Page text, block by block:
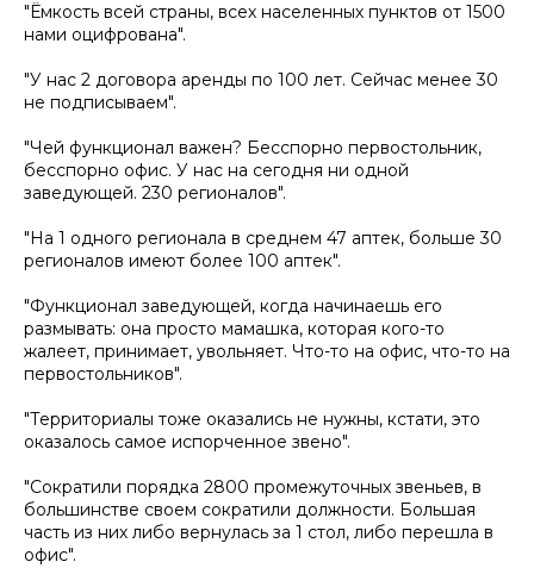
"Ёмкость всей страны, всех населенных пунктов от 1500
нами оцифрована".
"У нас 2 договора аренды по 100 лет. Сейчас менее 30
не подписываем".
"Чей функционал важен? Бесспорно первостольник,
бесспорно офис. У нас на сегодня ни одной
заведующей. 230 регионалов".
"На 1 одного регионала в среднем 47 аптек, больше 30
регионалов имеют более 100 аптек".
"Функционал заведующей, когда начинаешь его
размывать: она просто мамашка, которая кого-то
жалеет, принимает, увольняет. Что-то на офис, что-то на
первостольников".
"Территориалы тоже оказались не нужны, кстати, это
оказалось самое испорченное звено".
"Сократили порядка 2800 промежуточных звеньев, в
большинстве своем сократили должности. Большая
часть из них либо вернулась за 1 стол, либо перешла в
офис".